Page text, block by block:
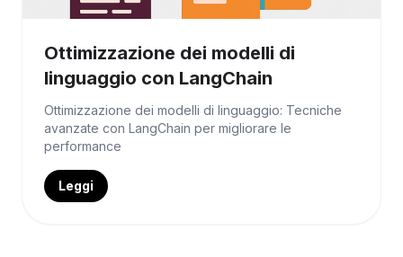
Ottimizzazione dei modelli di
linguaggio con LangChain
Ottimizzazione dei modelli di linguaggio: Tecniche
avanzate con LangChain per migliorare le
performance
Leggi